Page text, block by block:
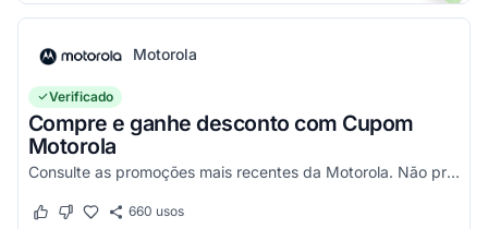
Motorola
Verificado
Compre e ganhe desconto com Cupom
Motorola
Consulte as promoções mais recentes da Motorola. Não precisa de cupom, descontos já aplicados no site.
Este cupom funcionou
Este cupom não funcionou
660 usos